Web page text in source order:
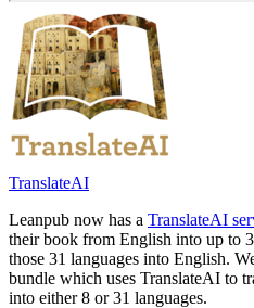
TranslateAI
Leanpub now has a TranslateAI
their book from English into up to
those 31 languages into English.
bundle which uses TranslateAI to
into either 8 or 31 languages.